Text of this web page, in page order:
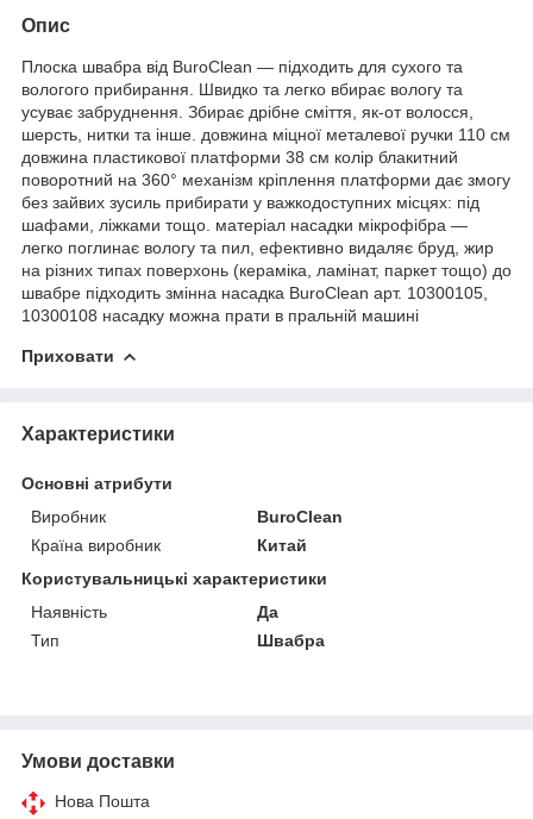
Опис
Плоска швабра від BuroClean — підходить для сухого та
вологого прибирання. Швидко та легко вбирає вологу та
усуває забруднення. Збирає дрібне сміття, як-от волосся,
шерсть, нитки та інше. довжина міцної металевої ручки 110 см
довжина пластикової платформи 38 см колір блакитний
поворотний на 360° механізм кріплення платформи дає змогу
без зайвих зусиль прибирати у важкодоступних місцях: під
шафами, ліжками тощо. матеріал насадки мікрофібра —
легко поглинає вологу та пил, ефективно видаляє бруд, жир
на різних типах поверхонь (кераміка, ламінат, паркет тощо) до
швабре підходить змінна насадка BuroClean арт. 10300105,
10300108 насадку можна прати в пральній машині
Приховати
Характеристики
Основні атрибути
Виробник
BuroClean
Країна виробник
Китай
Користувальницькі характеристики
Наявність
Да
Тип
Швабра
Умови доставки
Нова Пошта